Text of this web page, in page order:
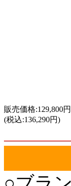
販売価格:129,800円
(税込:136,290円)